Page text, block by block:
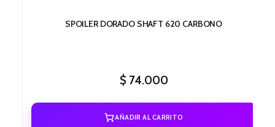
SPOILER DORADO SHAFT 620 CARBONO
$74.000
AÑADIR AL CARRITO